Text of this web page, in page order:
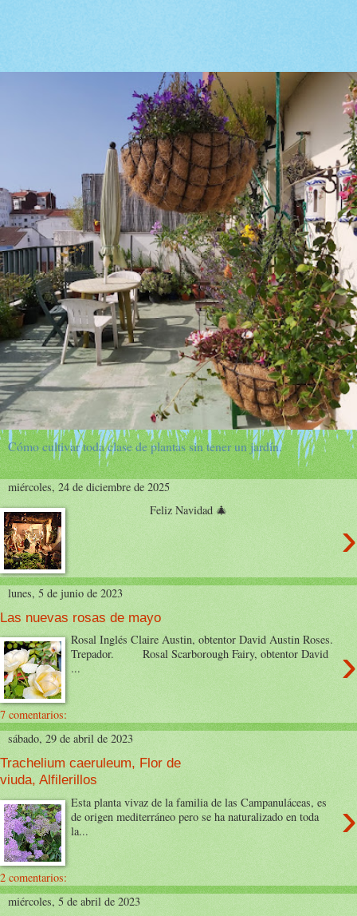
Cómo cultivar toda clase de plantas sin tener un jardín.
miércoles, 24 de diciembre de 2025
›
Feliz Navidad 🎄
lunes, 5 de junio de 2023
Las nuevas rosas de mayo
›
Rosal Inglés Claire Austin, obtentor David Austin Roses.
Trepador. Rosal Scarborough Fairy, obtentor David
...
7 comentarios:
sábado, 29 de abril de 2023
Trachelium caeruleum, Flor de
viuda, Alfilerillos
›
Esta planta vivaz de la familia de las Campanuláceas, es
de origen mediterráneo pero se ha naturalizado en toda
la...
2 comentarios:
miércoles, 5 de abril de 2023